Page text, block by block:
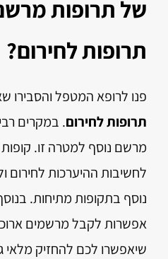
של תרופות
תרופות לחירום?
פנו לרופא המטפל והסבירו
תרופות לחירום. במקרים
מרשם נוסף למטרה זו.
לחשיבות ההיערכות לחירום
נוסף בתקופות מתיחות.
שיאפשרו לכם להחזיק מלאי